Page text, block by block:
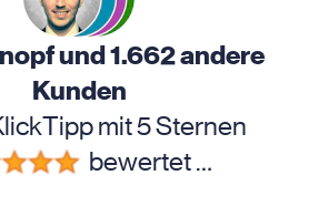
und 1.662 andere
Kunden
mit 5 Sternen
bewertet …